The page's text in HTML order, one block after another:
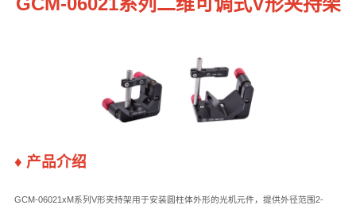
♦ 产品介绍
GCM-06021xM系列V形夹持架用于安装圆柱体外形的光机元件，提供外径范围2-